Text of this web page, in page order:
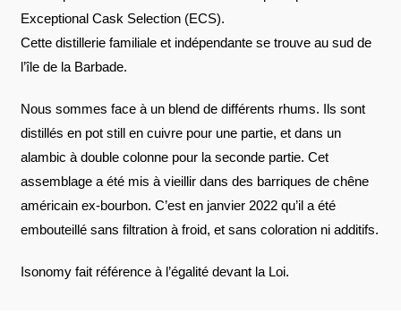
Exceptional Cask Selection (ECS).
Cette distillerie familiale et indépendante se trouve au sud de
l’île de la Barbade.
Nous sommes face à un blend de différents rhums. Ils sont
distillés en pot still en cuivre pour une partie, et dans un
alambic à double colonne pour la seconde partie. Cet
assemblage a été mis à vieillir dans des barriques de chêne
américain ex-bourbon. C’est en janvier 2022 qu’il a été
embouteillé sans filtration à froid, et sans coloration ni additifs.
Isonomy fait référence à l’égalité devant la Loi.